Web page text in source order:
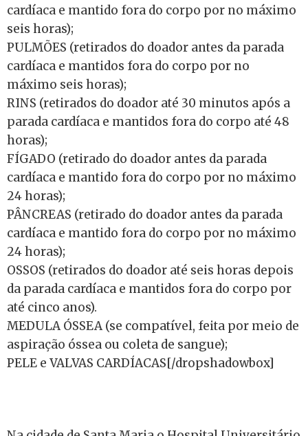
cardíaca e mantido fora do corpo por no máximo
seis horas);
PULMÕES (retirados do doador antes da parada
cardíaca e mantidos fora do corpo por no
máximo seis horas);
RINS (retirados do doador até 30 minutos após a
parada cardíaca e mantidos fora do corpo até 48
horas);
FÍGADO (retirado do doador antes da parada
cardíaca e mantido fora do corpo por no máximo
24 horas);
PÂNCREAS (retirado do doador antes da parada
cardíaca e mantido fora do corpo por no máximo
24 horas);
OSSOS (retirados do doador até seis horas depois
da parada cardíaca e mantidos fora do corpo por
até cinco anos).
MEDULA ÓSSEA (se compatível, feita por meio de
aspiração óssea ou coleta de sangue);
PELE e VALVAS CARDÍACAS[/dropshadowbox]